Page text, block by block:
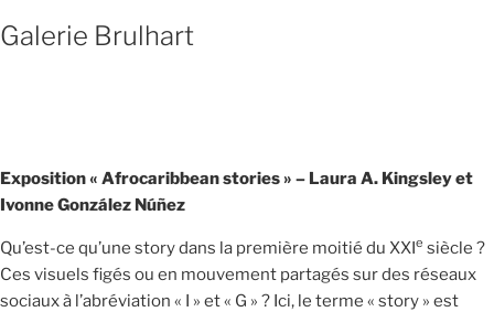
Galerie Brulhart
Exposition « Afrocaribbean stories » – Laura A. Kingsley et
Ivonne González Núñez
Qu’est-ce qu’une story dans la première moitié du XXIe siècle ?
Ces visuels figés ou en mouvement partagés sur des réseaux
sociaux à l’abréviation « I » et « G » ? Ici, le terme « story » est